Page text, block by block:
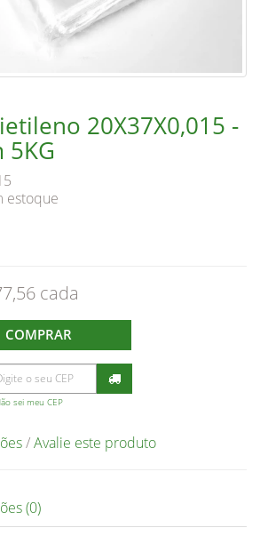
20X37X0,015 -
5KG
estoque
COMPRAR
sei meu CEP
/Avalie este produto
(0)